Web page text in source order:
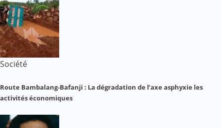
Société
Route Bambalang-Bafanji : La dégradation de l’axe asphyxie les
activités économiques